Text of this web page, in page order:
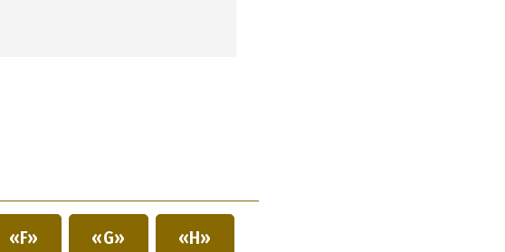
«F» «G» «H»